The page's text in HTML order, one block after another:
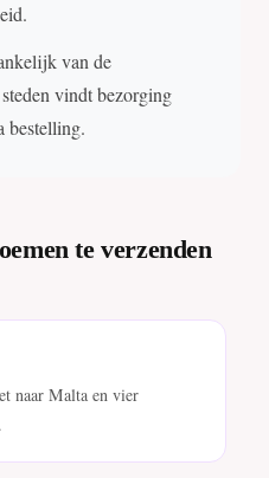
van de
vindt bezorging
bestelling.
te verzenden
naar Malta en vier